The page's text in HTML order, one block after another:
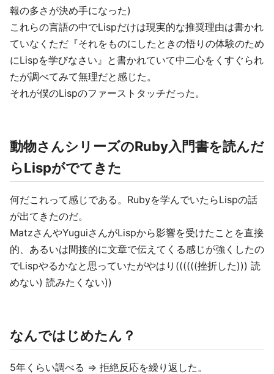
報の多さが決め手になった)
これらの言語の中でLispだけは現実的な推奨理由は書かれ
ていなくただ『それをものにしたときの悟りの体験のため
にLispを学びなさい』と書かれていて中二心をくすぐられ
たが調べてみて無理だと感じた。
それが僕のLispのファーストタッチだった。
動物さんシリーズのRuby入門書を読んだ
らLispがでてきた
何だこれって感じである。Rubyを学んでいたらLispの話
が出てきたのだ。
MatzさんやYuguiさんがLispから影響を受けたことを直接
的、あるいは間接的に文章で伝えてくる感じが強くしたの
でLispやるかなと思っていたがやはり((((((挫折した))) 読
めない) 読みたくない))
なんではじめたん？
5年くらい調べる => 拒絶反応を繰り返した。